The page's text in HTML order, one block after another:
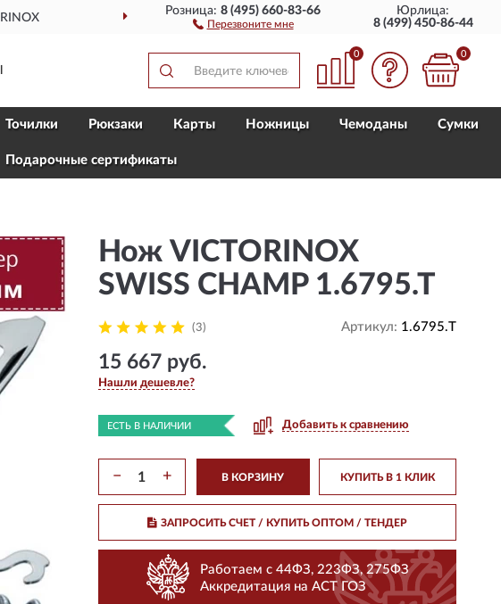
ДОСТАВИМ ПО ВСЕЙ РОССИИ
Розница:8 (495) 660-83-66
Перезвоните мне
Юрлица:
8 (499) 450-86-44
0 0
Точилки Рюкзаки Карты Ножницы Чемоданы Сумки
Подарочные сертификаты
Нож VICTORINOX
SWISS CHAMP 1.6795.T
(3) Артикул: 1.6795.T
15 667 руб.
Нашли дешевле?
ЕСТЬ В НАЛИЧИИ Добавить к сравнению
− + В КОРЗИНУ КУПИТЬ В 1 КЛИК
ЗАПРОСИТЬ СЧЕТ / КУПИТЬ ОПТОМ/ ТЕНДЕР
Работаем с 44ФЗ, 223ФЗ, 275ФЗ
Аккредитация на АСТ ГОЗ